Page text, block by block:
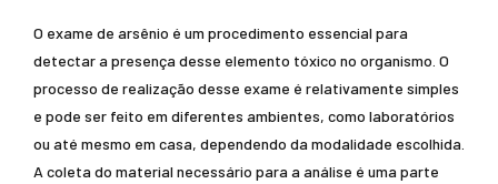
O exame de arsênio é um procedimento essencial para
detectar a presença desse elemento tóxico no organismo. O
processo de realização desse exame é relativamente simples
e pode ser feito em diferentes ambientes, como laboratórios
ou até mesmo em casa, dependendo da modalidade escolhida.
A coleta do material necessário para a análise é uma parte